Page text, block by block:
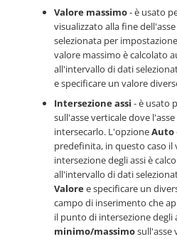
Valore massimo- è usato
visualizzato alla fine
selezionata per
valore massimo è calcolato
all'intervallo di dati
e specificare un valore
Intersezione assi - è usato
sull'asse verticale dove
intersecarlo. L'opzioneAuto
predefinita, in questo caso
intersezione degli assi è
all'intervallo di dati
Valoree specificare un
campo di inserimento che
il punto di intersezione degli
minimo/massimosull'asse